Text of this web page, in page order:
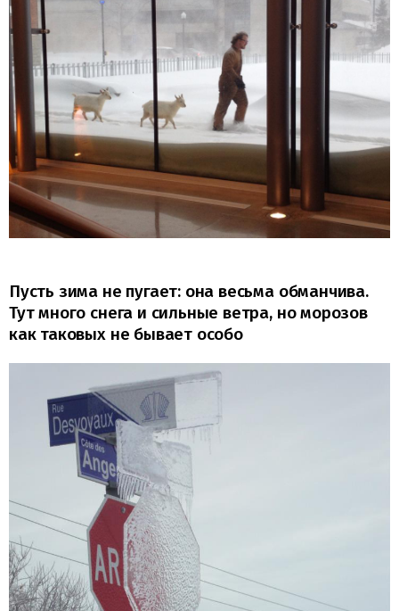
Пусть зима не пугает: она весьма обманчива.
Тут много снега и сильные ветра, но морозов
как таковых не бывает особо